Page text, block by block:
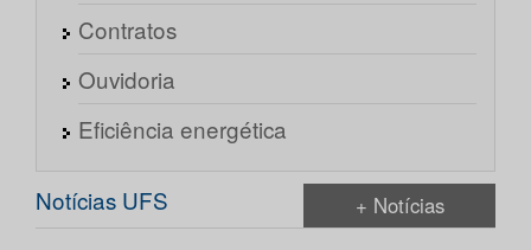
Contratos
Ouvidoria
Eficiência energética
Notícias UFS + Notícias